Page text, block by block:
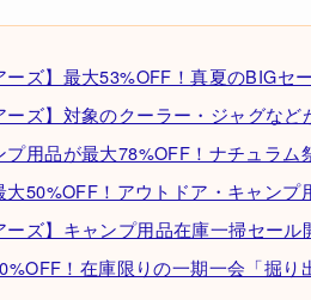
ーズ】最大53%OFF！真夏のBIGセ
ーズ】対象のクーラー・ジャグな
プ用品が最大78%OFF！ナチュラ
大50%OFF！アウトドア・キャンプ
ーズ】キャンプ用品在庫一掃セー
！在庫限りの一期一会「掘